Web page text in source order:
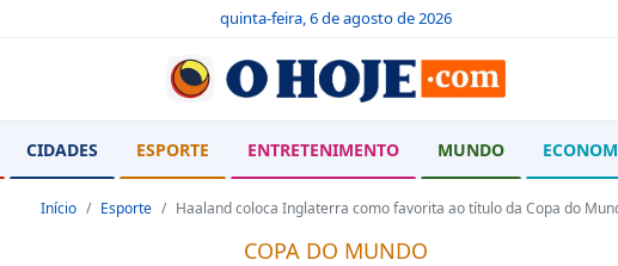
quinta-feira, 6 de agosto de 2026
CIDADES ESPORTE ENTRETENIMENTO MUNDO
Início Esporte Haaland coloca Inglaterra como favorita ao título da Copa do
COPA DO MUNDO